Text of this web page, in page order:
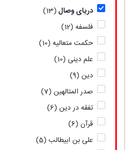
دریای وصال (13)
فلسفه (12)
حکمت متعالیه (10)
علم دینی (10)
دین (9)
صدر المتالهین (7)
تفقه در دین (6)
قرآن (6)
علی بن ابیطالب (5)